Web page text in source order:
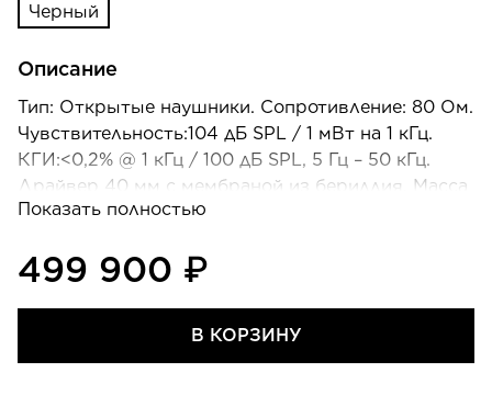
Черный
Описание
Тип: Открытые наушники. Сопротивление: 80 Ом.
Чувствительность:104 дБ SPL / 1 мВт на 1 кГц.
КГИ:<0,2% @ 1 кГц / 100 дБ SPL, 5 Гц – 50 кГц.
Драйвер 40 мм с мембраной из бериллия. Масса
наушников 490 г. Длина кабеля: 4 м. Разъемы:
Показать полностью
499 900 ₽
В КОРЗИНУ